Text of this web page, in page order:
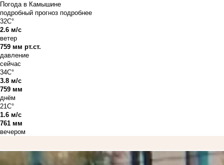
Погода в Камышине
подробный прогноз подробнее
32C°
2.6 м/с
ветер
759 мм рт.ст.
давление
сейчас
34C°
3.8 м/с
759 мм
днём
21C°
1.6 м/с
761 мм
вечером